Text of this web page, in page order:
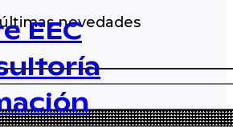
EECnovedades